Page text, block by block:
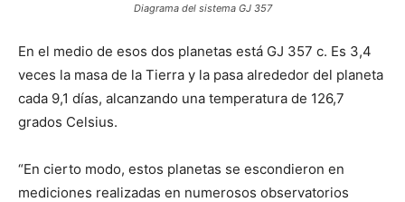
Diagrama del sistema GJ 357
En el medio de esos dos planetas está GJ 357 c. Es 3,4
veces la masa de la Tierra y la pasa alrededor del planeta
cada 9,1 días, alcanzando una temperatura de 126,7
grados Celsius.
“En cierto modo, estos planetas se escondieron en
mediciones realizadas en numerosos observatorios